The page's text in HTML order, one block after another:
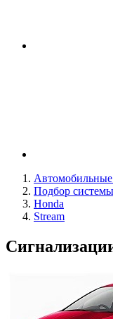
Подбор
Honda
Stream